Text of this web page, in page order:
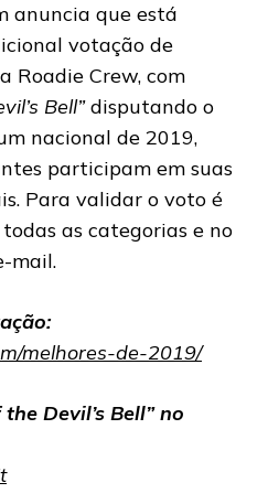
anuncia que está
votação de
Roadie Crew, com
Bell”disputando o
nacional de 2019,
participam em suas
Para validar o voto é
as categorias e no
mail.
melhores-de-2019/
Devil’s Bell” no